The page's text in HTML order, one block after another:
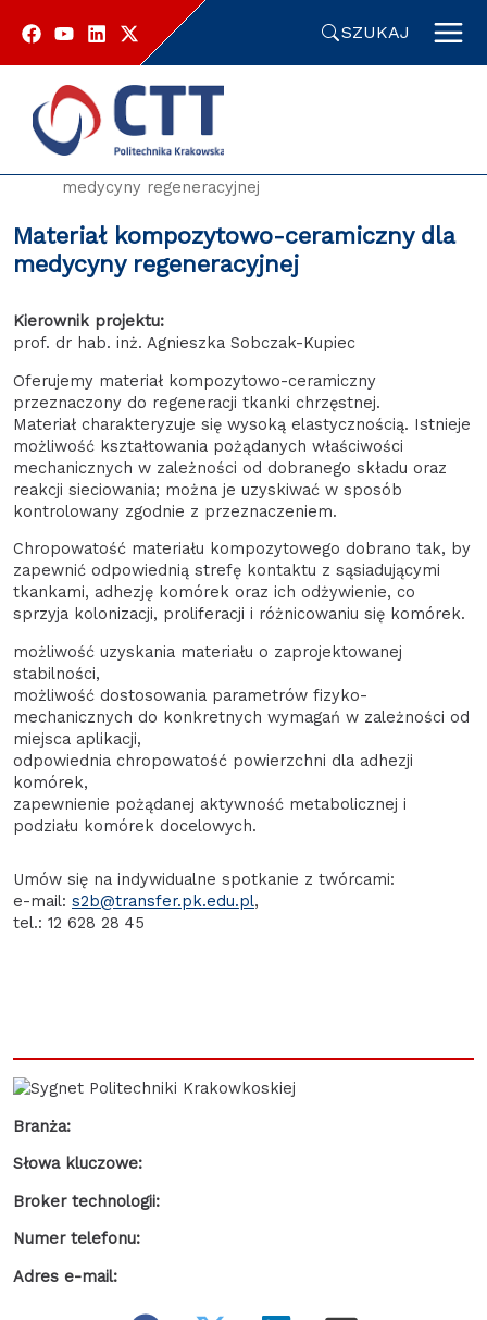
SZUKAJ
Strona główna
Oferty technologiczne
medycyny regeneracyjnej
Materiał kompozytowo-ceramiczny dla
medycyny regeneracyjnej
Kierownik projektu:
prof. dr hab. inż. Agnieszka Sobczak-Kupiec
Oferujemy materiał kompozytowo-ceramiczny
przeznaczony do regeneracji tkanki chrzęstnej.
Materiał charakteryzuje się wysoką elastycznością. Istnieje
możliwość kształtowania pożądanych właściwości
mechanicznych w zależności od dobranego składu oraz
reakcji sieciowania; można je uzyskiwać w sposób
kontrolowany zgodnie z przeznaczeniem.
Chropowatość materiału kompozytowego dobrano tak, by
zapewnić odpowiednią strefę kontaktu z sąsiadującymi
tkankami, adhezję komórek oraz ich odżywienie, co
sprzyja kolonizacji, proliferacji i różnicowaniu się komórek.
możliwość uzyskania materiału o zaprojektowanej
stabilności,
możliwość dostosowania parametrów fizyko-
mechanicznych do konkretnych wymagań w zależności od
miejsca aplikacji,
odpowiednia chropowatość powierzchni dla adhezji
komórek,
zapewnienie pożądanej aktywność metabolicznej i
podziału komórek docelowych.
Umów się na indywidualne spotkanie z twórcami:
e-mail: s2b@transfer.pk.edu.pl,
tel.: 12 628 28 45
Branża:
Słowa kluczowe:
Broker technologii:
Numer telefonu:
Adres e-mail: